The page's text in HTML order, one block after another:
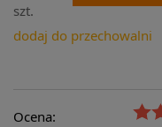
szt.
dodaj do przechowalni
Ocena: